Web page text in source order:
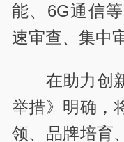
能、 6G通信
速审查、集中
在助力创
举措》明确，
领、品牌培育